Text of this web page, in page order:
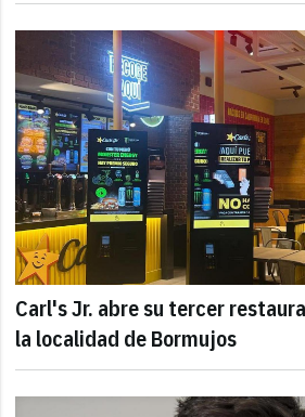
Carl's Jr. abre su tercer
la localidad de Bormujos